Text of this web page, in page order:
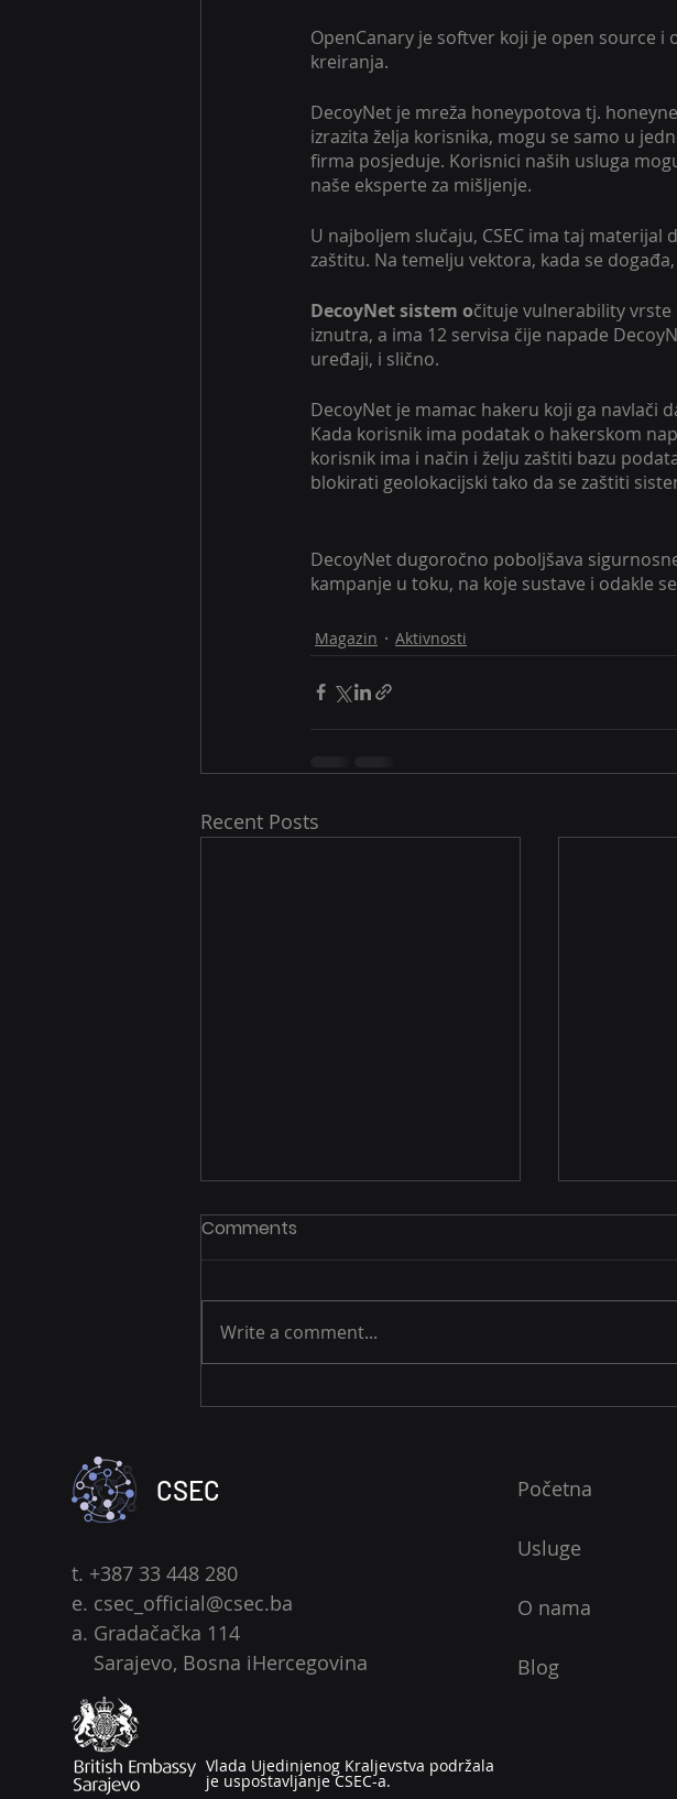
OpenCanary je softver koji je open source
kreiranja.
DecoyNet je mreža honeypotova tj.
izrazita želja korisnika, mogu se samo u
firma posjeduje. Korisnici naših usluga
naše eksperte za mišljenje.
U najboljem slučaju, CSEC ima taj
zaštitu. Na temelju vektora, kada se
DecoyNet sistem očituje vulnerability vrste
iznutra, a ima 12 servisa čije napade
uređaji, i slično.
DecoyNet je mamac hakeru koji ga navlači
Kada korisnik ima podatak o hakerskom
korisnik ima i način i želju zaštiti bazu
blokirati geolokacijski tako da se zaštiti
DecoyNet dugoročno poboljšava
kampanje u toku, na koje sustave i odakle
Magazin Aktivnosti
Recent Posts
Mjesečna serija o cyber
kontrola
Comments
Write a comment...
CSEC
t. +387 33 448 280
e. csec_official@csec.ba
a. Gradačačka 114
Sarajevo, Bosna iHercegovina
Vlada Ujedinjenog Kraljevstva podržala
je uspostavljanje CSEC-a.
Početna
Usluge
O nama
Blog